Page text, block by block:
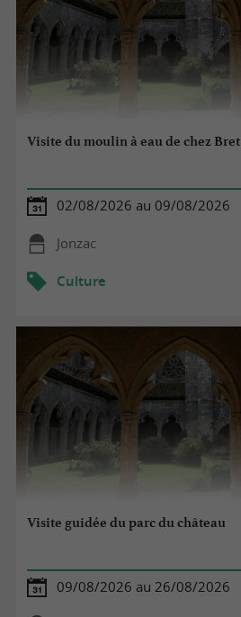
Visite du moulin à eau de chez Bret
02/08/2026 au 09/08/2026
Jonzac
Culture
Visite guidée du parc du château
09/08/2026 au 26/08/2026